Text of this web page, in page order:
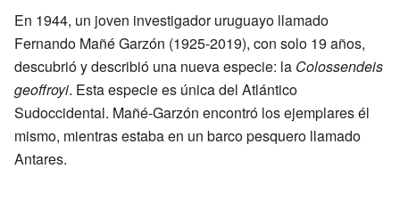
En 1944, un joven investigador uruguayo llamado
Fernando Mañé Garzón (1925-2019), con solo 19 años,
descubrió y describió una nueva especie: la Colossendeis
geoffroyi. Esta especie es única del Atlántico
Sudoccidental. Mañé-Garzón encontró los ejemplares él
mismo, mientras estaba en un barco pesquero llamado
Antares.